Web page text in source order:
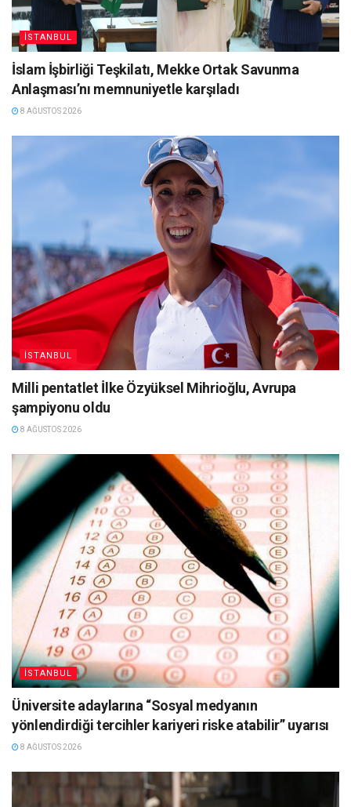
İSTANBUL
İslam İşbirliği Teşkilatı, Mekke Ortak Savunma
Anlaşması’nı memnuniyetle karşıladı
8 AĞUSTOS 2026
İSTANBUL
Milli pentatlet İlke Özyüksel Mihrioğlu, Avrupa
şampiyonu oldu
8 AĞUSTOS 2026
İSTANBUL
Üniversite adaylarına “Sosyal medyanın
yönlendirdiği tercihler kariyeri riske atabilir” uyarısı
8 AĞUSTOS 2026